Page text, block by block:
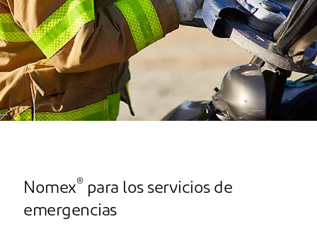
Nomex® para los servicios de
emergencias